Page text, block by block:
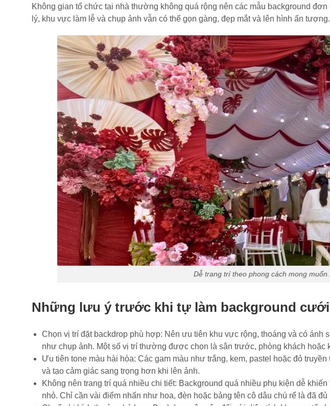
Không gian tổ chức tại nhà thường không quá rộng nên các mẫu background
lý, khu vực làm lễ và chụp ảnh vẫn có thể gọn gàng, đẹp mắt và lên hình ấn tượng.
Dễ trang trí theo phong cách mong muốn.
Những lưu ý trước khi tự làm background cưới
Chọn vị trí đặt backdrop phù hợp: Nên ưu tiên khu vực rộng, thoáng và có ánh
như chụp ảnh. Một số vị trí thường được chọn là sân trước, phòng khách hoặc
Ưu tiên tone màu hài hòa: Các gam màu như trắng, kem, pastel hoặc đỏ
và tạo cảm giác sang trọng hơn khi lên ảnh.
Không nên trang trí quá nhiều chi tiết: Background quá nhiều phụ kiện dễ
nhỏ. Chỉ cần vài điểm nhấn như hoa, đèn hoặc bảng tên cô dâu chú rể là đã đủ